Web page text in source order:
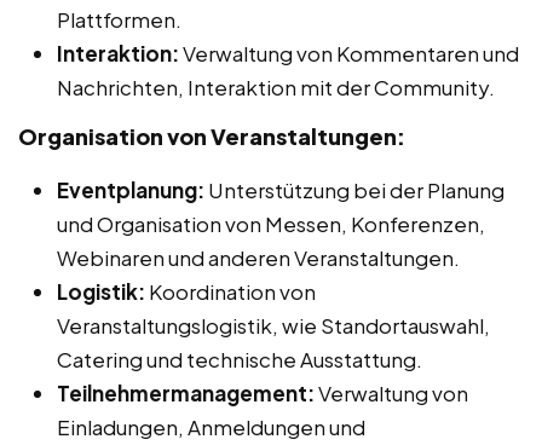
Plattformen.
Interaktion:Verwaltung von Kommentaren und
Nachrichten, Interaktion mit der Community.
Organisation von Veranstaltungen:
Eventplanung: Unterstützung bei der Planung
und Organisation von Messen, Konferenzen,
Webinaren und anderen Veranstaltungen.
Logistik: Koordination von
Veranstaltungslogistik, wie Standortauswahl,
Catering und technische Ausstattung.
Teilnehmermanagement:Verwaltung von
Einladungen, Anmeldungen und